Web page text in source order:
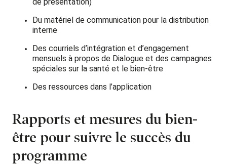
de présentation)
Du matériel de communication pour la distribution
interne
Des courriels d’intégration et d’engagement
mensuels à propos de Dialogue et des campagnes
spéciales sur la santé et le bien-être
Des ressources dans l’application
Rapports et mesures du bien-
être pour suivre le succès du
programme